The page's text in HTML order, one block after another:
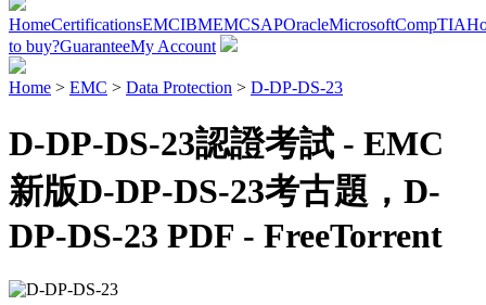
HomeCertificationsEMCIBMEMCSAPOracleMicrosoftCompTIA
to buy?GuaranteeMy Account
Home > EMC > Data Protection > D-DP-DS-23
D-DP-DS-23認證考試 - EMC
新版D-DP-DS-23考古題，D-
DP-DS-23 PDF - FreeTorrent